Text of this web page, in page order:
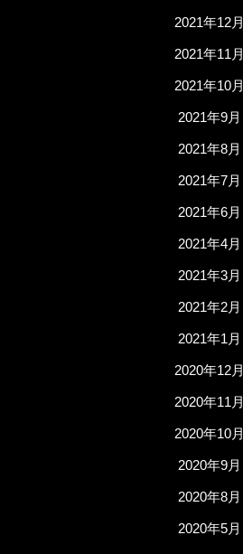
2021年12月
2021年11月
2021年10月
2021年9月
2021年8月
2021年7月
2021年6月
2021年4月
2021年3月
2021年2月
2021年1月
2020年12月
2020年11月
2020年10月
2020年9月
2020年8月
2020年5月